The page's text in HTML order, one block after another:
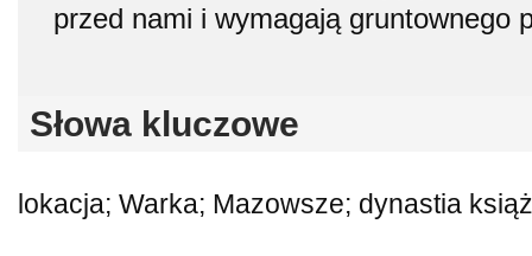
przed nami i wymagają gruntownego
Słowa kluczowe
lokacja; Warka; Mazowsze; dynastia